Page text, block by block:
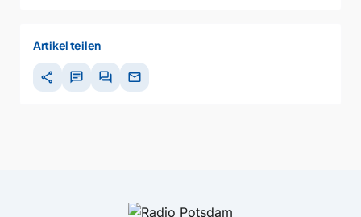
Artikel teilen
share chat forum mail